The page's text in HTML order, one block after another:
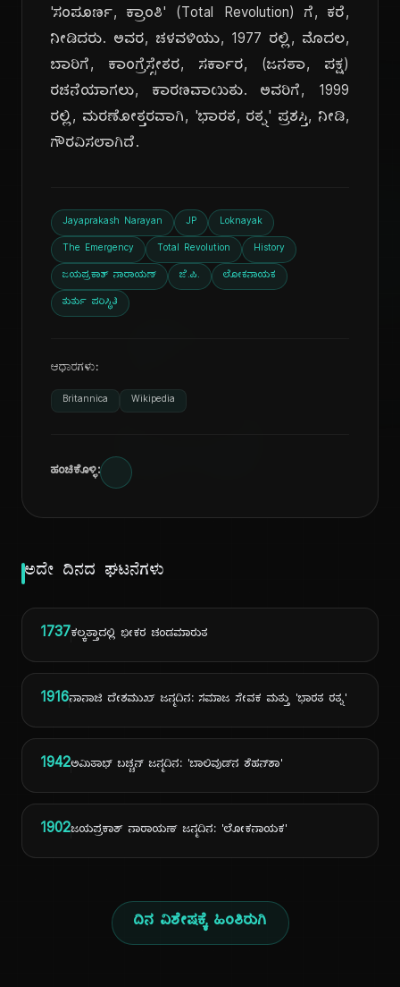
ದಿ
'ಸಂಪೂರ್ಣ, ಕ್ರಾಂತಿ' (Total Revolution) ಗೆ, ಕರೆ,
ನೀಡಿದರು. ಅವರ, ಚಳವಳಿಯು, 1977 ರಲ್ಲಿ, ಮೊದಲ,
ಬಾರಿಗೆ, ಕಾಂಗ್ರೆಸ್ಸೇತರ, ಸರ್ಕಾರ, (ಜನತಾ, ಪಕ್ಷ)
ರಚನೆಯಾಗಲು, ಕಾರಣವಾಯಿತು. ಅವರಿಗೆ, 1999
ರಲ್ಲಿ, ಮರಣೋತ್ತರವಾಗಿ, 'ಭಾರತ, ರತ್ನ' ಪ್ರಶಸ್ತಿ, ನೀಡಿ,
ಗೌರವಿಸಲಾಗಿದೆ.
Jayaprakash Narayan JP Loknayak
The Emergency Total Revolution History
ಜಯಪ್ರಕಾಶ್ ನಾರಾಯಣ್ ಜೆ.ಪಿ. ಲೋಕನಾಯಕ
ತುರ್ತು ಪರಿಸ್ಥಿತಿ
ಆಧಾರಗಳು:
Britannica Wikipedia
ಹಂಚಿಕೊಳ್ಳಿ:
ಅದೇ ದಿನದ ಘಟನೆಗಳು
1737ಕಲ್ಕತ್ತಾದಲ್ಲಿ ಭೀಕರ ಚಂಡಮಾರುತ
1916ನಾನಾಜಿ ದೇಶಮುಖ್ ಜನ್ಮದಿನ: ಸಮಾಜ ಸೇವಕ ಮತ್ತು 'ಭಾರತ ರತ್ನ'
1942ಅಮಿತಾಭ್ ಬಚ್ಚನ್ ಜನ್ಮದಿನ: 'ಬಾಲಿವುಡ್‌ನ ಶೆಹನ್‌ಶಾ'
1902ಜಯಪ್ರಕಾಶ್ ನಾರಾಯಣ್ ಜನ್ಮದಿನ: 'ಲೋಕನಾಯಕ'
ದಿನ ವಿಶೇಷಕ್ಕೆ ಹಿಂತಿರುಗಿ